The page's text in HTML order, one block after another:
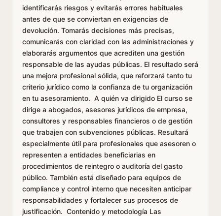
identificarás riesgos y evitarás errores habituales
antes de que se conviertan en exigencias de
devolución. Tomarás decisiones más precisas,
comunicarás con claridad con las administraciones y
elaborarás argumentos que acrediten una gestión
responsable de las ayudas públicas. El resultado será
una mejora profesional sólida, que reforzará tanto tu
criterio jurídico como la confianza de tu organización
en tu asesoramiento. A quién va dirigido El curso se
dirige a abogados, asesores jurídicos de empresa,
consultores y responsables financieros o de gestión
que trabajen con subvenciones públicas. Resultará
especialmente útil para profesionales que asesoren o
representen a entidades beneficiarias en
procedimientos de reintegro o auditoría del gasto
público. También está diseñado para equipos de
compliance y control interno que necesiten anticipar
responsabilidades y fortalecer sus procesos de
justificación. Contenido y metodología Las